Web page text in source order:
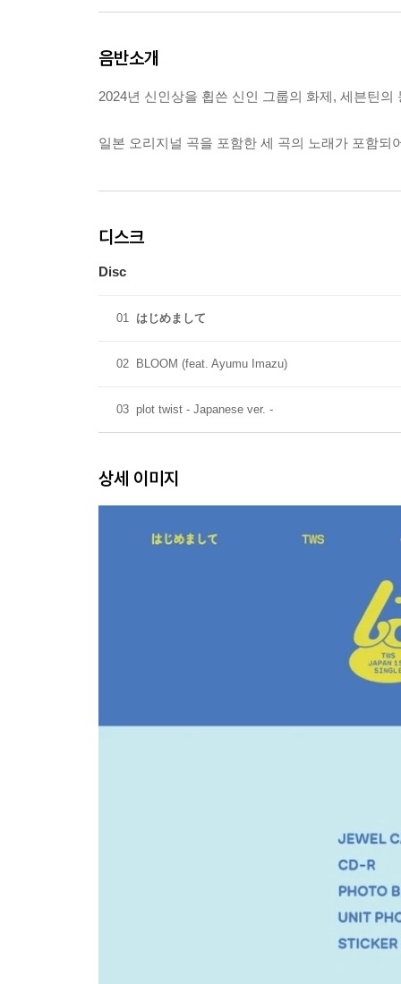
음반소개
2024년 신인상을 휩쓴 신인 그룹의 화제, 세븐틴
일본 오리지널 곡을 포함한 세 곡의 노래가 포함되
디스크
Disc
01 はじめまして
02 BLOOM (feat. Ayumu Imazu)
03 plot twist - Japanese ver. -
상세 이미지